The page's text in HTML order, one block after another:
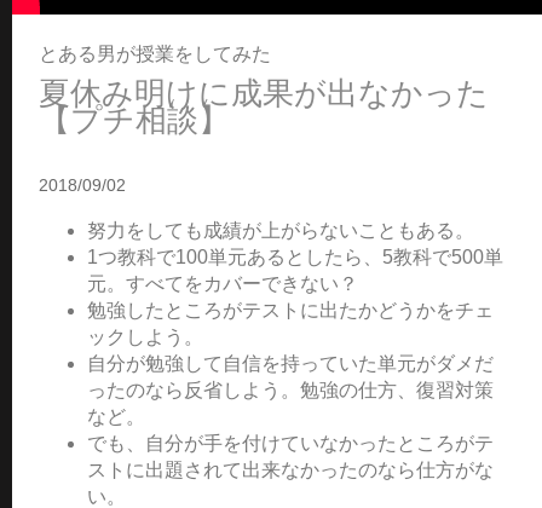
とある男が授業をしてみた
夏休み明けに成果が出なかった
【プチ相談】
2018/09/02
努力をしても成績が上がらないこともある。
1つ教科で100単元あるとしたら、5教科で500単
元。すべてをカバーできない？
勉強したところがテストに出たかどうかをチェ
ックしよう。
自分が勉強して自信を持っていた単元がダメだ
ったのなら反省しよう。勉強の仕方、復習対策
など。
でも、自分が手を付けていなかったところがテ
ストに出題されて出来なかったのなら仕方がな
い。